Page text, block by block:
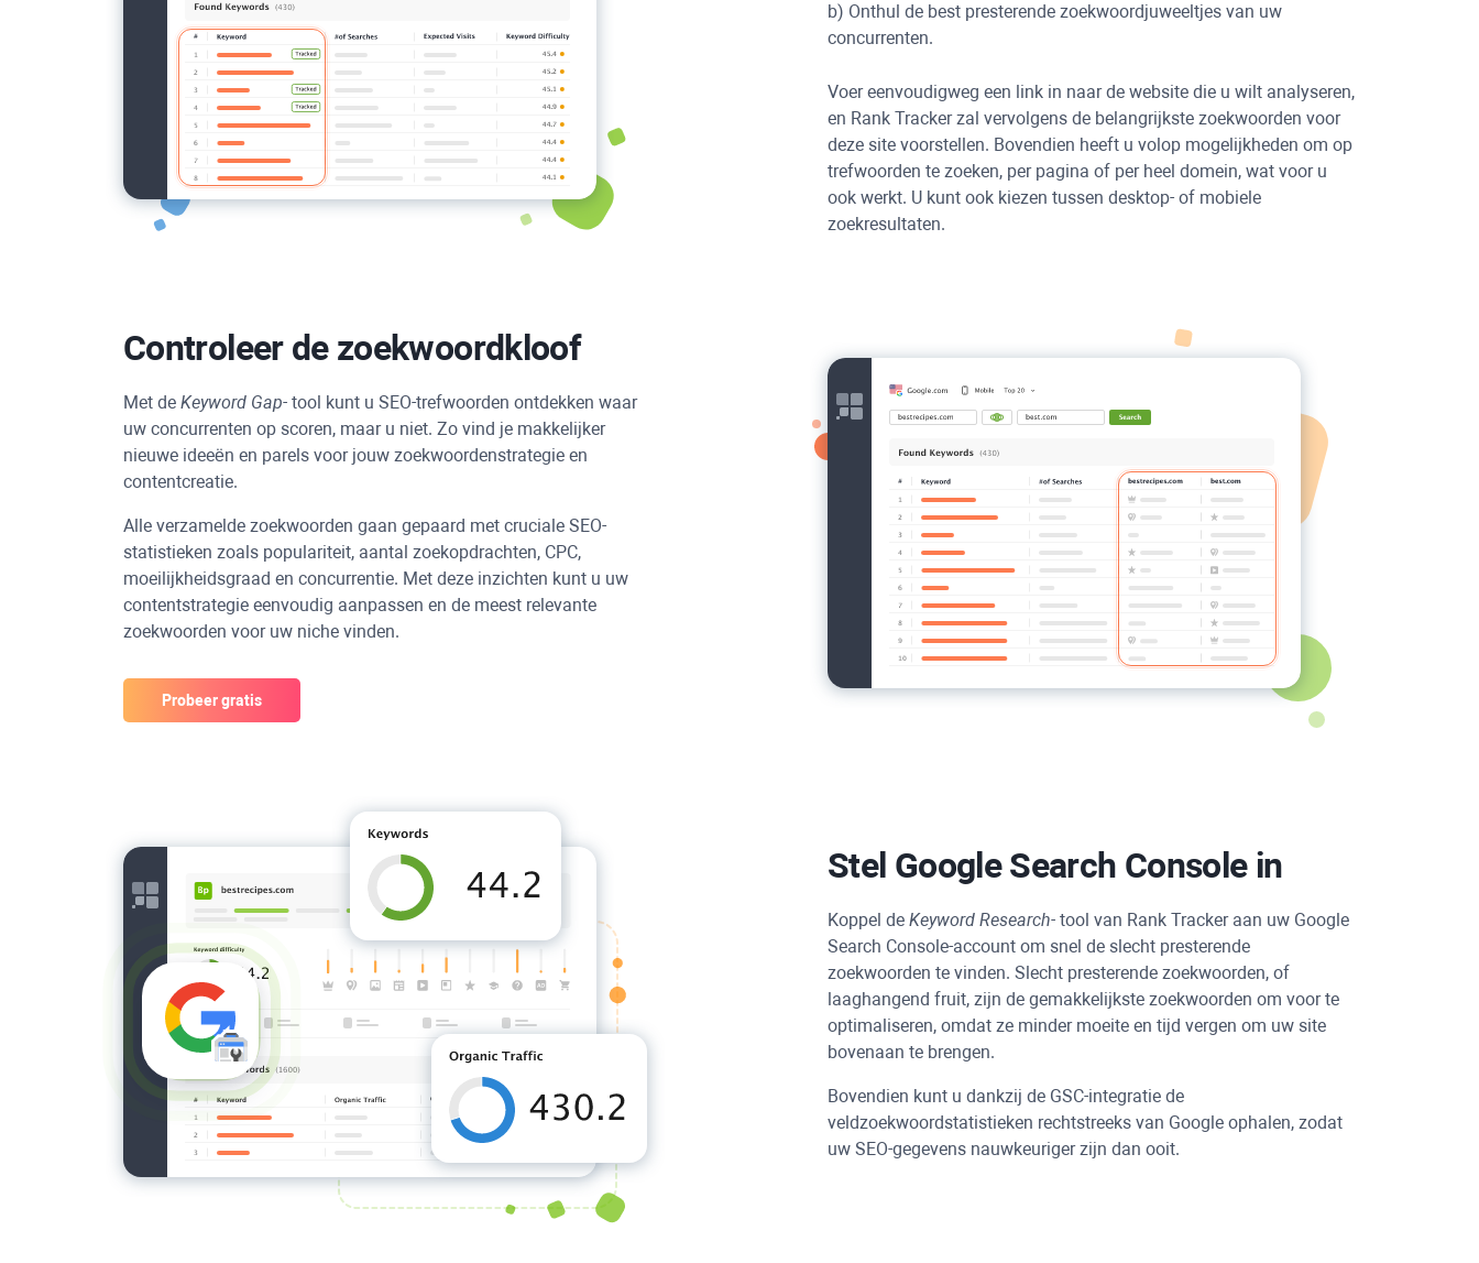
b) Onthul de best presterende zoekwoordjuweeltjes van uw
concurrenten.
Voer eenvoudigweg een link in naar de website die u wilt analyseren,
en Rank Trackerzal vervolgens de belangrijkste zoekwoorden voor
deze site voorstellen. Bovendien heeft u volop mogelijkheden om op
trefwoorden te zoeken, per pagina of per heel domein, wat voor u
ook werkt. U kunt ook kiezen tussen desktop- of mobiele
zoekresultaten.
Controleer de zoekwoordkloof
Met de Keyword Gap- tool kunt u SEO-trefwoorden ontdekken waar
uw concurrenten op scoren, maar u niet. Zo vind je makkelijker
nieuwe ideeën en parels voor jouw zoekwoordenstrategie en
contentcreatie.
Alle verzamelde zoekwoorden gaan gepaard met cruciale SEO-
statistieken zoals populariteit, aantal zoekopdrachten, CPC,
moeilijkheidsgraad en concurrentie. Met deze inzichten kunt u uw
contentstrategie eenvoudig aanpassen en de meest relevante
zoekwoorden voor uw niche vinden.
Probeer gratis
Stel Google Search Console in
Koppel de Keyword Research- tool van Rank Trackeraan uw Google
Search Console-account om snel de slecht presterende
zoekwoorden te vinden. Slecht presterende zoekwoorden, of
laaghangend fruit, zijn de gemakkelijkste zoekwoorden om voor te
optimaliseren, omdat ze minder moeite en tijd vergen om uw site
bovenaan te brengen.
Bovendien kunt u dankzij de GSC-integratie de
veldzoekwoordstatistieken rechtstreeks van Google ophalen, zodat
uw SEO-gegevens nauwkeuriger zijn dan ooit.